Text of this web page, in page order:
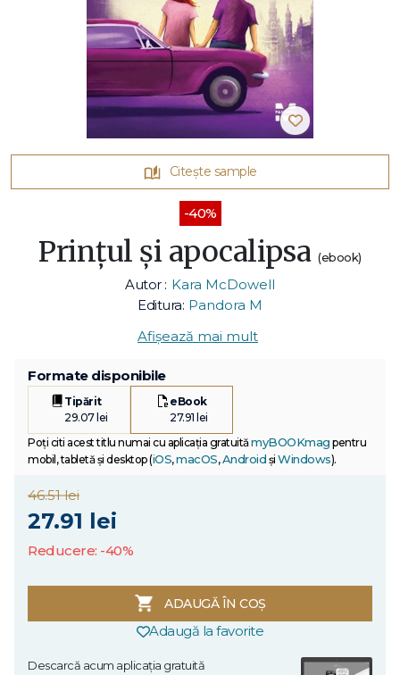
Citește sample
-40%
Prințul și apocalipsa(ebook)
Autor : Kara McDowell
Editura: Pandora M
Afișează mai mult
Formate disponibile
Tipărit
29.07 lei
eBook
27.91 lei
Poți citi acest titlu numai cu aplicația gratuitămyBOOKmag pentru
mobil, tabletă și desktop (iOS,macOS,Android și Windows).
46.51 lei
27.91 lei
Reducere: -40%
ADAUGĂ ÎN COȘ
Adaugă la favorite
Descarcă acum aplicația gratuită